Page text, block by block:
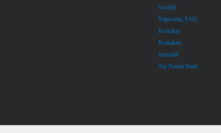
Soutěže
Nápověda, FAQ
Kontakty
Kontaktní
formulář
Top People Rank